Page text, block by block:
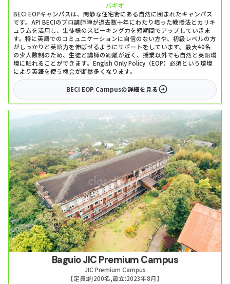
バギオ
BECI EOPキャンパスは、閑静な住宅街にある自然に囲まれたキャンパス
です。API BECIのプロ講師陣が過去数十年にわたり培った教授法とカリキ
ュラムを活用し、生徒様のスピーキング力を短期間でアップしていきま
す。特に英語でのコミュニケーションに自信のない方や、初級レベルの方
がしっかりと英語力を伸ばせるようにサポートをしています。最大40名
の少人数制のため、生徒と講師の距離が近く、授業以外でも自然と英語環
境に触れることができます。Englsh Only Policy（EOP）必須という環境
により英語を使う機会が断然多くなります。
BECI EOP Campusの詳細を見る
Baguio JIC Premium Campus
JIC Premium Campus
【定員:約200名,設立:2023年8月】